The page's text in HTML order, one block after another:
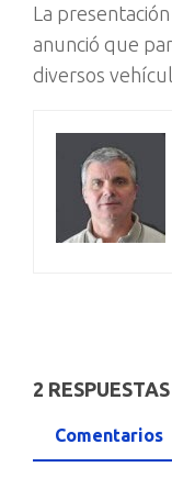
La
anunció que
diversos
2 RESPUESTAS
Comentarios